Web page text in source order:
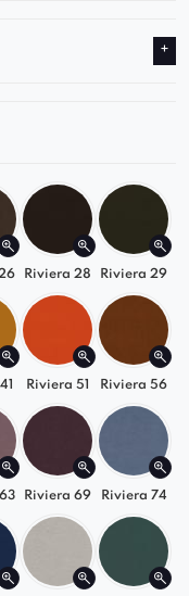
prawa)
aranżacyjną i
miękkie
oparcie
i
odbywa się
stronę
potrzeb.
Riviera 28 Riviera 29
Riviera 51 Riviera 56
Riviera 69 Riviera 74